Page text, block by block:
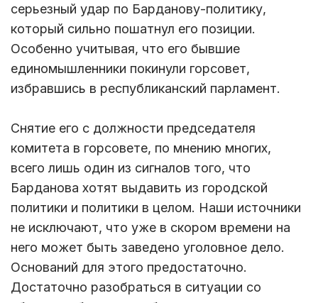
серьезный удар по Барданову-политику,
который сильно пошатнул его позиции.
Особенно учитывая, что его бывшие
единомышленники покинули горсовет,
избравшись в республиканский парламент.
Снятие его с должности председателя
комитета в горсовете, по мнению многих,
всего лишь один из сигналов того, что
Барданова хотят выдавить из городской
политики и политики в целом. Наши источники
не исключают, что уже в скором времени на
него может быть заведено уголовное дело.
Оснований для этого предостаточно.
Достаточно разобраться в ситуации со